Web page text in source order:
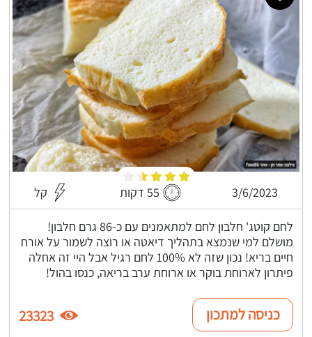
3/6/2023 55 דקות קל
לחם קוטג' חלבון לחם למתאמנים עם כ-86 גרם חלבון!
מושלם למי שנמצא בתהליך דיאטה או רוצה לשמור על אורח
חיים בריא! נכון שזה לא 100% לחם רגיל אבל היי זה אחלה
פיתרון לארוחת בוקר או ארוחת ערב בריאה, כנסו בהול!
כניסה למתכון 23323